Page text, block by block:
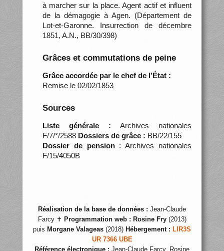
à marcher sur la place. Agent actif et influent
de la démagogie à Agen. (Département de
Lot-et-Garonne. Insurrection de décembre
1851, A.N., BB/30/398)
Grâces et commutations de peine
Grâce accordée par le chef de l’État :
Remise le 02/02/1853
Sources
Liste générale : Archives nationales
F/7/*/2588 Dossiers de grâce : BB/22/155
Dossier de pension: Archives nationales
F/15/4050B
Réalisation de la base de données : Jean-Claude
Farcy ✝ Programmation web : Rosine Fry(2013)
puis Morgane Valageas (2018) Hébergement : LIR3S
UR 7366 UBE
Référence électronique : Jean-Claude Farcy, Rosine